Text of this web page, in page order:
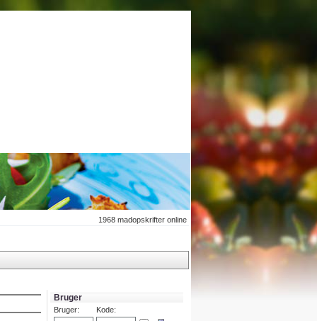
1968 madopskrifter online
Bruger
Bruger: Kode: